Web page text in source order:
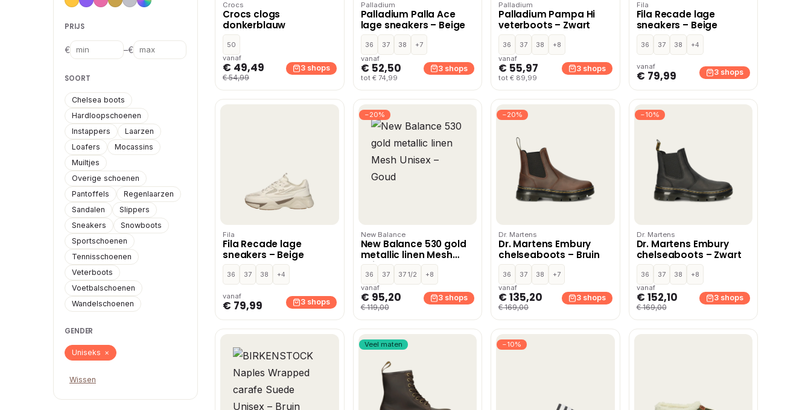
PRIJS
€ –€
SOORT
Chelsea boots
Hardloopschoenen
Instappers
Laarzen
Loafers
Mocassins
Muiltjes
Overige schoenen
Pantoffels
Regenlaarzen
Sandalen
Slippers
Sneakers
Snowboots
Sportschoenen
Tennisschoenen
Veterboots
Voetbalschoenen
Wandelschoenen
GENDER
Uniseks ×
Wissen
Crocs
Crocs clogs
donkerblauw
50
vanaf
€ 49,49
€ 54,99
3 shops
Palladium
Palladium Palla Ace
lage sneakers – Beige
36 37 38
+7
vanaf
€ 52,50
tot € 74,99
3 shops
Palladium
Palladium Pampa Hi
veterboots – Zwart
36 37 38
+8
vanaf
€ 55,97
tot € 89,99
3 shops
Fila
Fila Recade lage
sneakers – Beige
36 37 38 +4
vanaf
€ 79,99 3 shops
Fila
Fila Recade lage
sneakers – Beige
36 37 38 +4
vanaf
€ 79,99 3 shops
−20%
New Balance
New Balance 530 gold
metallic linen Mesh
Unisex – Goud
36 37 37 1/2
+8
vanaf
€ 95,20
€ 119,00
3 shops
−20%
Dr. Martens
Dr. Martens Embury
chelseaboots – Bruin
36 37 38
+7
vanaf
€ 135,20
€ 169,00
3 shops
−10%
Dr. Martens
Dr. Martens Embury
chelseaboots – Zwart
36 37 38
+8
vanaf
€ 152,10
€ 169,00
3 shops
Veel maten −10%